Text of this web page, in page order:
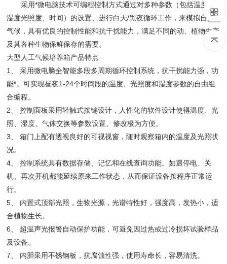
采用*微电脑技术可编程控制方式通过对多种参数（包括温度、
湿度光照度、时间）的设置、进行白天/黑夜循环工作，来模拟自然
气候，具有优良的控制性能和抗干扰能力，满足不同的动、植物生产
及其各种生物保鲜保存的需要。
大型人工气候培养箱产品特点
1、 采用微电脑全智能多段多周期循环控制系统，抗干扰能力强，功
能*。可实现昼夜1-24个时间段的温度、光照度和湿度参数的自由组
合编程。
2、 控制面板采用轻触式按键设计，人性化的软件设计使得温度、光
照、湿度、气体交换等参数设置、修改极为方便。
3、 箱门上配有透视良好的可视视窗，随时观察箱内的温度及光照状
况。
4、 控制系统具有数据存储、记忆和在线查询功能。如遇停电、关
机、再次开机都能延续原来工作状态，从而保证设备按程序正常运
行。
5、 内置式顶部光照，生物光源，光谱特性好，强度高，发热小，适
合植物生长。
6、 超温声光报警自动保护功能，可避免因过热或过冷损坏试验样品
及设备。
7、 内胆采用不锈钢板，抗腐蚀性强，使用寿命长，容易清洗。